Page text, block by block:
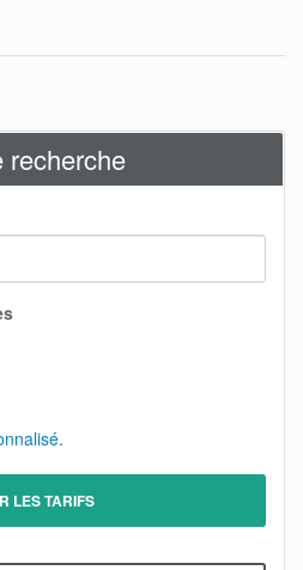
recherche
LES TARIFS